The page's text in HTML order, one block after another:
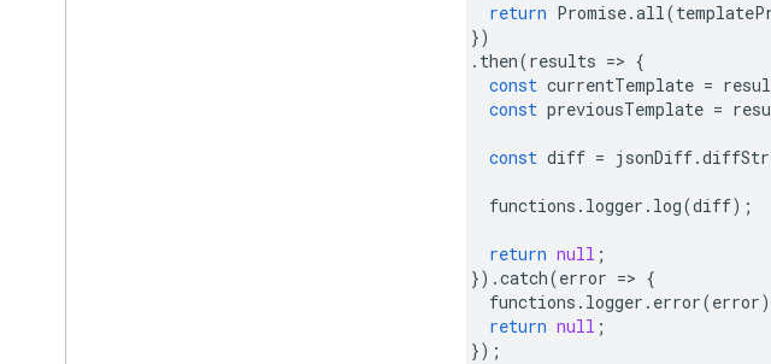
return Promise.all(
})
. then(results => {
const currentTemplate =
const previousTemplate =
const diff = jsonDiff.
functions . logger . log(diff);
return null ;
}) .catch(error => {
functions . logger . error(error
return null ;
});